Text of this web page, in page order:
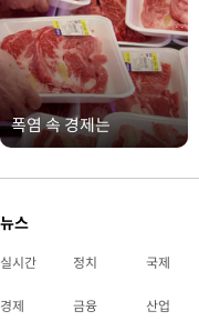
폭염 속 경제는
뉴스
실시간 정치 국제
경제 금융 산업